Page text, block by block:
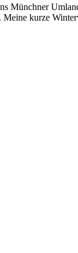
Münchner
kurze